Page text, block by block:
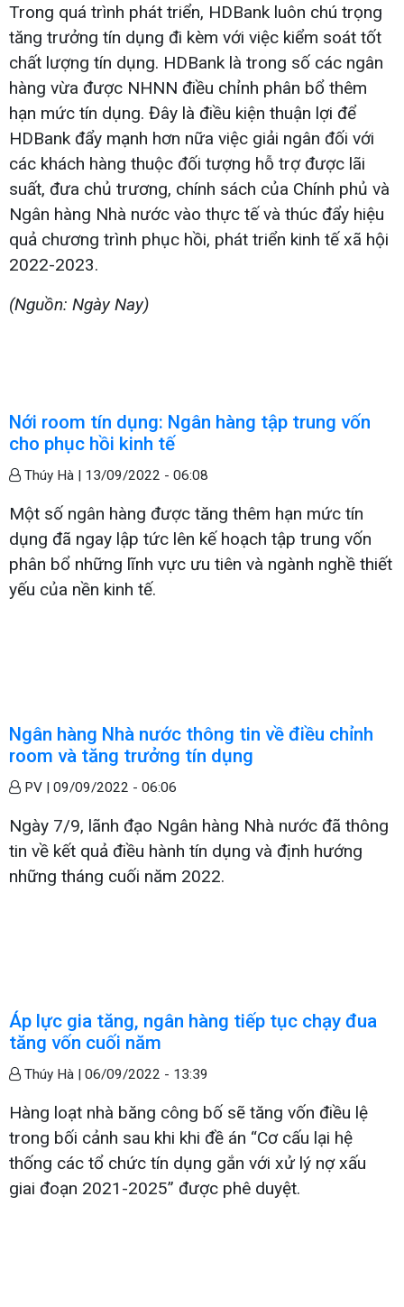
Trong quá trình phát triển, HDBank luôn chú trọng
tăng trưởng tín dụng đi kèm với việc kiểm soát tốt
chất lượng tín dụng. HDBank là trong số các ngân
hàng vừa được NHNN điều chỉnh phân bổ thêm
hạn mức tín dụng. Đây là điều kiện thuận lợi để
HDBank đẩy mạnh hơn nữa việc giải ngân đối với
các khách hàng thuộc đối tượng hỗ trợ được lãi
suất, đưa chủ trương, chính sách của Chính phủ và
Ngân hàng Nhà nước vào thực tế và thúc đẩy hiệu
quả chương trình phục hồi, phát triển kinh tế xã hội
2022-2023.
(Nguồn: Ngày Nay)
Nới room tín dụng: Ngân hàng tập trung vốn
cho phục hồi kinh tế
Thúy Hà | 13/09/2022 - 06:08
Một số ngân hàng được tăng thêm hạn mức tín
dụng đã ngay lập tức lên kế hoạch tập trung vốn
phân bổ những lĩnh vực ưu tiên và ngành nghề thiết
yếu của nền kinh tế.
Ngân hàng Nhà nước thông tin về điều chỉnh
room và tăng trưởng tín dụng
PV | 09/09/2022 - 06:06
Ngày 7/9, lãnh đạo Ngân hàng Nhà nước đã thông
tin về kết quả điều hành tín dụng và định hướng
những tháng cuối năm 2022.
Áp lực gia tăng, ngân hàng tiếp tục chạy đua
tăng vốn cuối năm
Thúy Hà | 06/09/2022 - 13:39
Hàng loạt nhà băng công bố sẽ tăng vốn điều lệ
trong bối cảnh sau khi khi đề án “Cơ cấu lại hệ
thống các tổ chức tín dụng gắn với xử lý nợ xấu
giai đoạn 2021-2025” được phê duyệt.